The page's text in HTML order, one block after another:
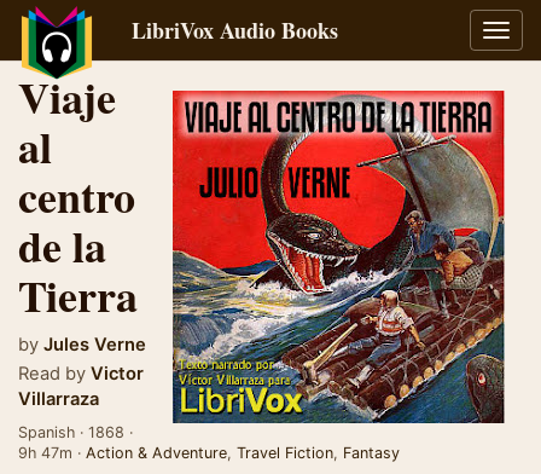
LibriVox Audio Books
Viaje
al
centro
de la
Tierra
by Jules Verne
Read by Victor
Villarraza
Spanish · 1868 ·
9h 47m · Action & Adventure, Travel Fiction, Fantasy